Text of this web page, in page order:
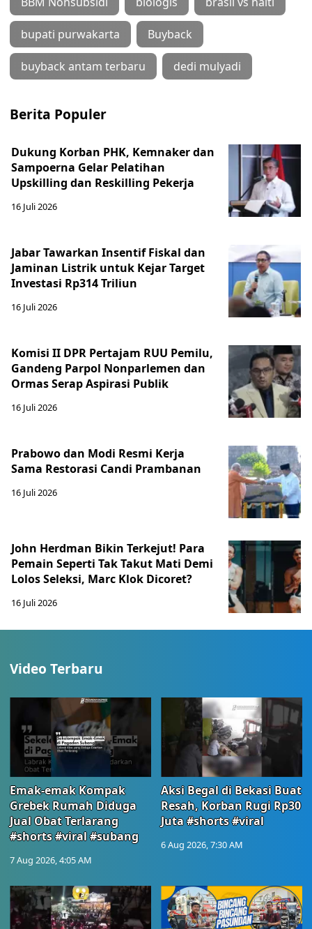
bupati purwakarta Buyback
buyback antam terbaru dedi mulyadi
Berita Populer
Dukung Korban PHK, Kemnaker dan
Sampoerna Gelar Pelatihan
Upskilling dan Reskilling Pekerja
16 Juli 2026
Jabar Tawarkan Insentif Fiskal dan
Jaminan Listrik untuk Kejar Target
Investasi Rp314 Triliun
16 Juli 2026
Komisi II DPR Pertajam RUU Pemilu,
Gandeng Parpol Nonparlemen dan
Ormas Serap Aspirasi Publik
16 Juli 2026
Prabowo dan Modi Resmi Kerja
Sama Restorasi Candi Prambanan
16 Juli 2026
John Herdman Bikin Terkejut! Para
Pemain Seperti Tak Takut Mati Demi
Lolos Seleksi, Marc Klok Dicoret?
16 Juli 2026
Video Terbaru
Emak-emak Kompak
Grebek Rumah Diduga
Jual Obat Terlarang
#shorts #viral #subang
7 Aug 2026, 4:05 AM
Aksi Begal di Bekasi Buat
Resah, Korban Rugi Rp30
Juta #shorts #viral
6 Aug 2026, 7:30 AM